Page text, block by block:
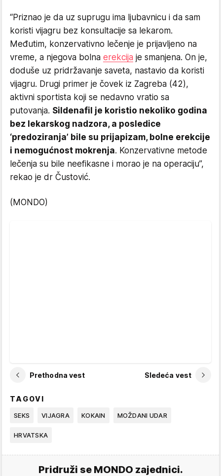
“Priznao je da uz suprugu ima ljubavnicu i da sam
koristi vijagru bez konsultacije sa lekarom.
Međutim, konzervativno lečenje je prijavljeno na
vreme, a njegova bolna erekcija je smanjena. On je,
doduše uz pridržavanje saveta, nastavio da koristi
vijagru. Drugi primer je čovek iz Zagreba (42),
aktivni sportista koji se nedavno vratio sa
putovanja. Sildenafil je koristio nekoliko godina
bez lekarskog nadzora, a posledice
‘predoziranja’ bile su prijapizam, bolne erekcije
i nemogućnost mokrenja. Konzervativne metode
lečenja su bile neefikasne i morao je na operaciju”,
rekao je dr Čustović.
(MONDO)
Prethodna vest Sledeća vest
TAGOVI
SEKS VIJAGRA KOKAIN MOŽDANI UDAR
HRVATSKA
Pridruži se MONDO zajednici.